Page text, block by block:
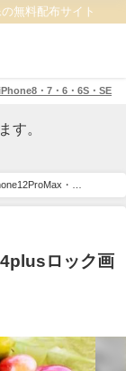
無料配布サイト
・7・6・6S・SE
す。
・
ロック画